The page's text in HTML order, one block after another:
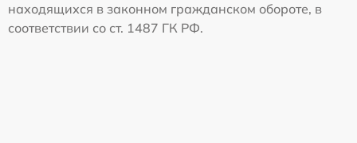
находящихся в законном гражданском обороте, в
соответствии со ст. 1487 ГК РФ.